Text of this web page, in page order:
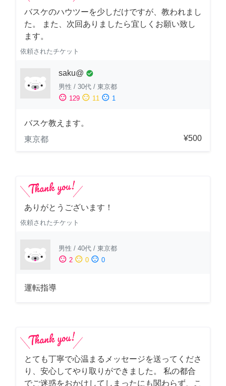
バスケのハウツーを少しだけですが、教われまし
た。 また、次回ありましたら宜しくお願い致し
ます。
依頼されたチケット
saku@ check_circle
男性 / 30代 / 東京都
sentiment_satisfied 129 sentiment_neutral 11 sentiment_dissatisfied 1
バスケ教えます。
東京都
¥500
ありがとうございます！
依頼されたチケット
男性 / 40代 / 東京都
sentiment_satisfied 2 sentiment_neutral 0 sentiment_dissatisfied 0
運転指導
とても丁寧で心温まるメッセージを送ってくださ
り、安心してやり取りができました。 私の都合
でご迷惑をおかけしてしまったにも関わらず、こ